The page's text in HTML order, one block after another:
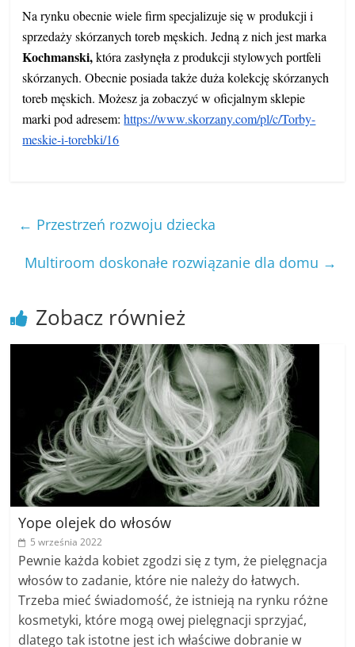
Na rynku obecnie wiele firm specjalizuje się w produkcji i
sprzedaży skórzanych toreb męskich. Jedną z nich jest marka
Kochmanski,która zasłynęła z produkcji stylowych portfeli
skórzanych. Obecnie posiada także duża kolekcję skórzanych
toreb męskich. Możesz ja zobaczyć w oficjalnym sklepie
marki pod adresem:https://www.skorzany.com/pl/c/Torby-
meskie-i-torebki/16
← Przestrzeń rozwoju dziecka
Multiroom doskonałe rozwiązanie dla domu →
Zobacz również
Yope olejek do włosów
5 września 2022
Pewnie każda kobiet zgodzi się z tym, że pielęgnacja
włosów to zadanie, które nie należy do łatwych.
Trzeba mieć świadomość, że istnieją na rynku różne
kosmetyki, które mogą owej pielęgnacji sprzyjać,
dlatego tak istotne jest ich właściwe dobranie w